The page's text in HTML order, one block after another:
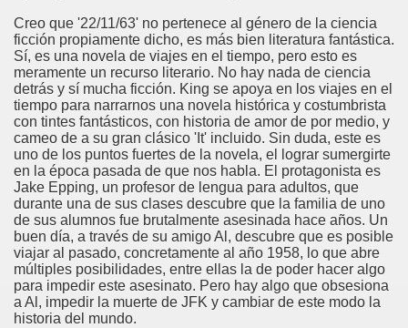
Creo que '22/11/63' no pertenece al género de la ciencia
ficción propiamente dicho, es más bien literatura fantástica.
Sí, es una novela de viajes en el tiempo, pero esto es
meramente un recurso literario. No hay nada de ciencia
detrás y sí mucha ficción. King se apoya en los viajes en el
tiempo para narrarnos una novela histórica y costumbrista
con tintes fantásticos, con historia de amor de por medio, y
cameo de a su gran clásico 'It' incluido. Sin duda, este es
uno de los puntos fuertes de la novela, el lograr sumergirte
en la época pasada de que nos habla. El protagonista es
Jake Epping, un profesor de lengua para adultos, que
durante una de sus clases descubre que la familia de uno
de sus alumnos fue brutalmente asesinada hace años. Un
buen día, a través de su amigo Al, descubre que es posible
viajar al pasado, concretamente al año 1958, lo que abre
múltiples posibilidades, entre ellas la de poder hacer algo
para impedir este asesinato. Pero hay algo que obsesiona
a Al, impedir la muerte de JFK y cambiar de este modo la
historia del mundo.